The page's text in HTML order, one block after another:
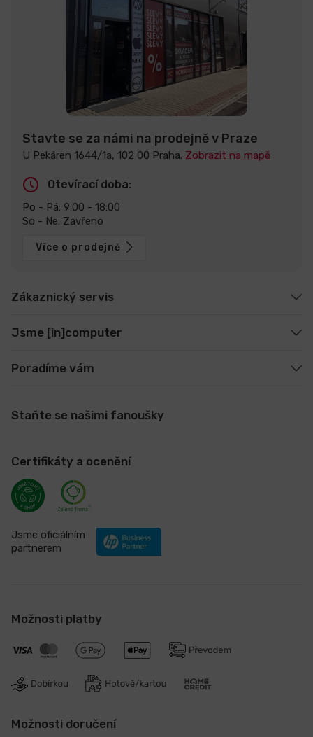
Stavte se za námi na prodejně v Praze
U Pekáren 1644/1a, 102 00 Praha. Zobrazit na mapě
Otevírací doba:
Po - Pá: 9:00 - 18:00
So - Ne: Zavřeno
Více o prodejně
Zákaznický servis
Jsme [in]computer
Poradíme vám
Staňte se našimi fanoušky
Certifikáty a ocenění
Jsme oficiálním
partnerem
Možnosti platby
Možnosti doručení